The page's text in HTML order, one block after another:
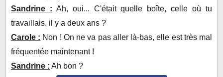
Sandrine : Ah, oui... C'était quelle boîte, celle où tu
travaillais, il y a deux ans ?
Carole : Non ! On ne va pas aller là-bas, elle est très mal
fréquentée maintenant !
Sandrine : Ah bon ?